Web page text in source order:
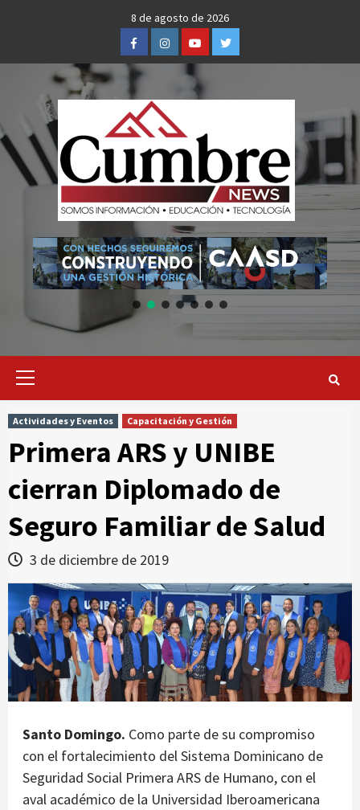
8 de agosto de 2026
FacebookInstagramYoutubeTwitter
Primary
Actividades y Eventos Capacitación y Gestión
Primera ARS y UNIBE
cierran Diplomado de
Seguro Familiar de Salud
3 de diciembre de 2019
Santo Domingo. Como parte de su compromiso
con el fortalecimiento del Sistema Dominicano de
Seguridad Social Primera ARS de Humano, con el
aval académico de la Universidad Iberoamericana